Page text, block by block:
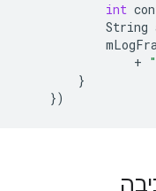
int
String
+
}
})